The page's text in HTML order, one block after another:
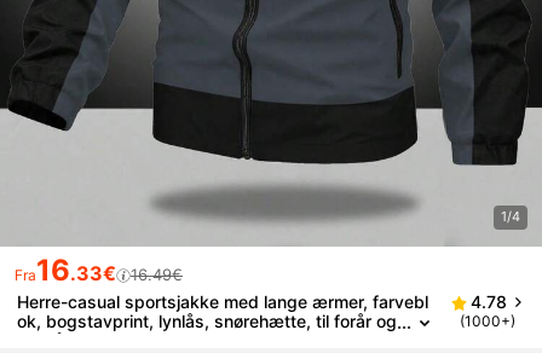
1/4
Fra16.33€ 16.49€
Herre-casual sportsjakke med lange ærmer, farvebl
ok, bogstavprint, lynlås, snørehætte, til forår og
efterår, til ham
4.78
(1000+)